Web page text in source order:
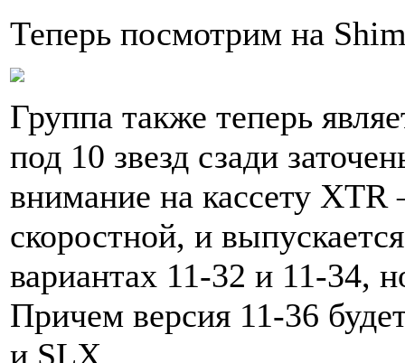
Теперь посмотрим на
Группа также теперь
под 10 звезд сзади
внимание на кассету XTR
скоростной, и
вариантах 11-32 и 11-34,
Причем версия 11-36
и SLX.